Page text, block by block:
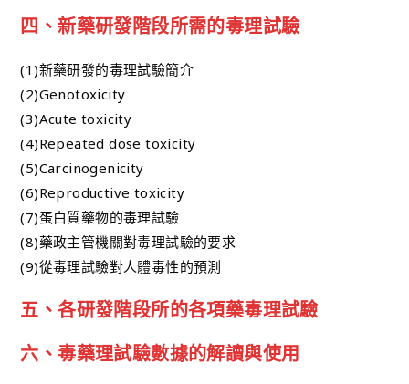
四、新藥研發階段所需的毒理試驗
(1)新藥研發的毒理試驗簡介
(2)Genotoxicity
(3)Acute toxicity
(4)Repeated dose toxicity
(5)Carcinogenicity
(6)Reproductive toxicity
(7)蛋白質藥物的毒理試驗
(8)藥政主管機關對毒理試驗的要求
(9)從毒理試驗對人體毒性的預測
五、各研發階段所的各項藥毒理試驗
六、毒藥理試驗數據的解讀與使用